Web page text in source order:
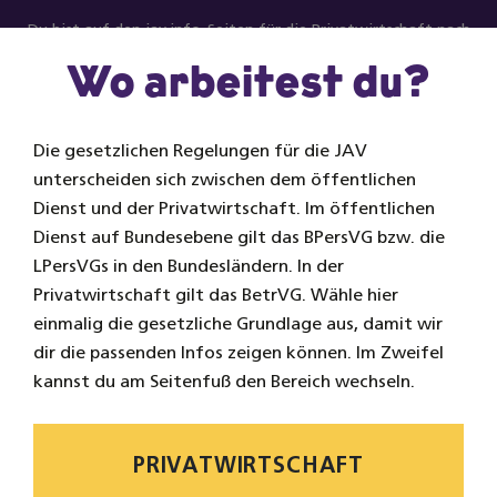
Du bist auf den jav.info-Seiten für die Privatwirtschaft nach
Wo arbeitest du?
Die gesetzlichen Regelungen für die JAV
unterscheiden sich zwischen dem öffentlichen
Dienst und der Privatwirtschaft. Im öffentlichen
Dienst auf Bundesebene gilt das BPersVG bzw. die
LPersVGs in den Bundesländern. In der
Privatwirtschaft gilt das BetrVG. Wähle hier
einmalig die gesetzliche Grundlage aus, damit wir
dir die passenden Infos zeigen können. Im Zweifel
kannst du am Seitenfuß den Bereich wechseln.
PRIVATWIRTSCHAFT